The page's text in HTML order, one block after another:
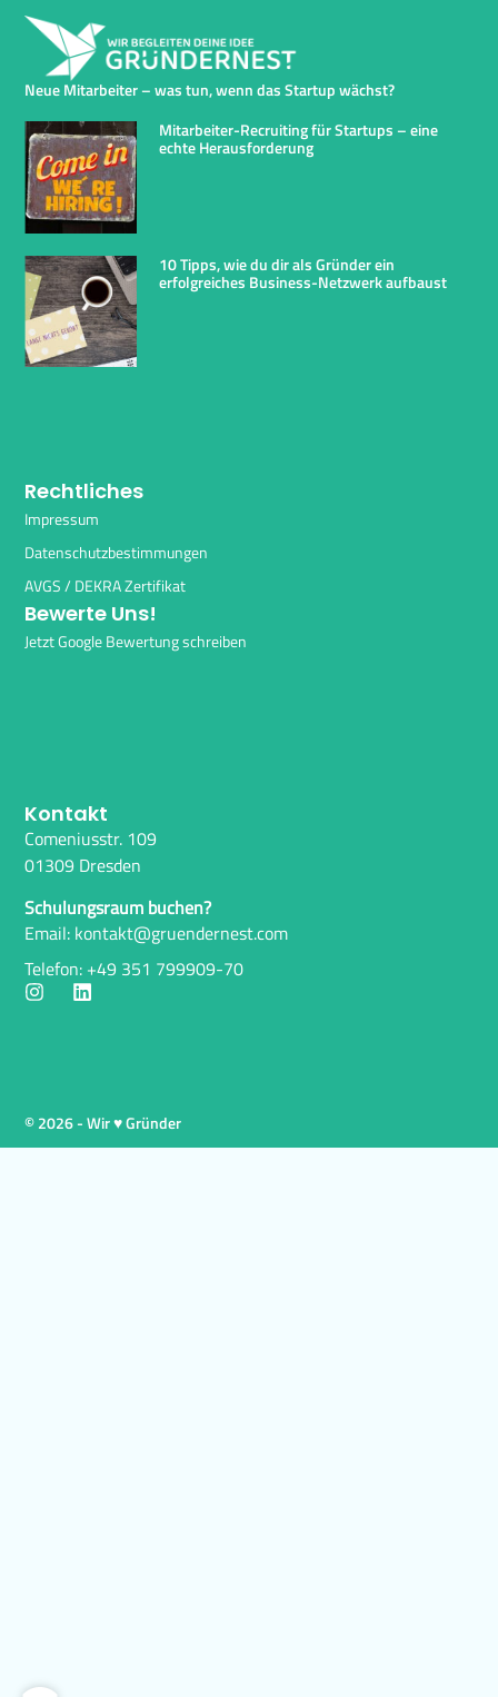
Neue Mitarbeiter – was tun, wenn das Startup wächst?
Mitarbeiter-Recruiting für Startups – eine
echte Herausforderung
10 Tipps, wie du dir als Gründer ein
erfolgreiches Business-Netzwerk aufbaust
Rechtliches
Impressum
Datenschutzbestimmungen
AVGS / DEKRA Zertifikat
Bewerte Uns!
Jetzt Google Bewertung schreiben
Kontakt
Comeniusstr. 109
01309 Dresden
Schulungsraum buchen?
Email: kontakt@gruendernest.com
Telefon: +49 351 799909-70
© 2026 - Wir ♥ Gründer